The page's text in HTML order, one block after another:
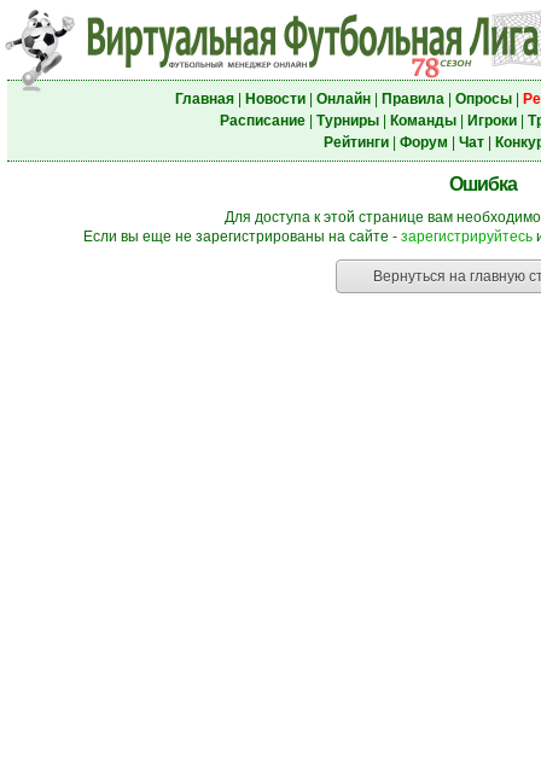
Главная| Новости| Онлайн| Правила| Опросы|
Расписание| Турниры| Команды| Игроки|
Рейтинги| Форум Чат|
Ошибка
Для доступа к этой странице вам
Если вы еще не зарегистрированы на сайте - зарегистрируйтесь
Вернуться на главную